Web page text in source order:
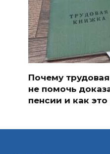
Почему
не помочь
пенсии и как это